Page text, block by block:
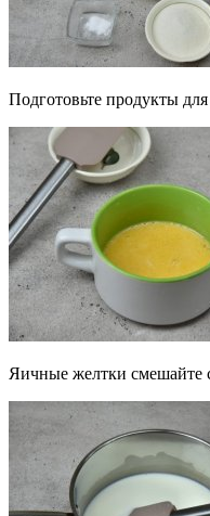
Подготовьте продукты
Яичные желтки смешайте